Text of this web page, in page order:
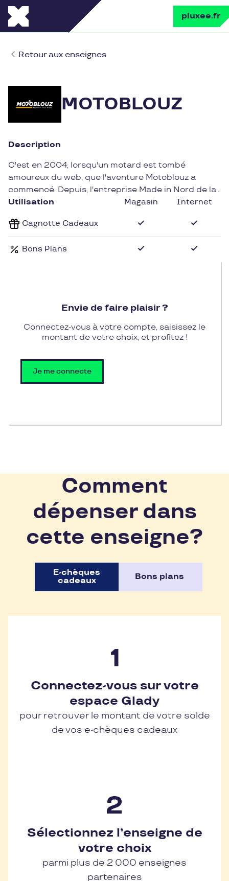
pluxee.fr
Retour aux enseignes
MOTOBLOUZ
Description
C'est en 2004, lorsqu'un motard est tombé
amoureux du web, que l'aventure Motoblouz a
commencé. Depuis, l'entreprise Made in Nord de la
France rassemble une communauté d'un million de
Motoblouz couvre plein phare tous les besoins des
scootéristes et motards, et ce pour pratiquer cette
Utilisation Magasin Internet
Cagnotte Cadeaux
Bons Plans
Envie de faire plaisir ?
Connectez-vous à votre compte, saisissez le
montant de votre choix, et profitez !
Je me connecte
Comment
dépenser dans
cette enseigne?
E-chèques
cadeaux
Bons plans
Connectez-vous sur votre
espace Glady
pour retrouver le montant de votre solde
de vos e-chèques cadeaux
Sélectionnez l’enseigne de
votre choix
parmi plus de 2 000 enseignes
partenaires